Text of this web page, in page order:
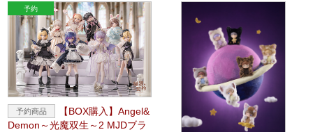
【BOX購入】Angel&
Demon～光魔双生～2 MJDブラ